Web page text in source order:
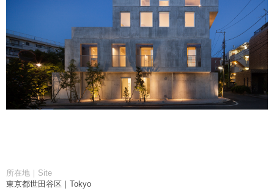
所在地｜Site
東京都世田谷区｜Tokyo